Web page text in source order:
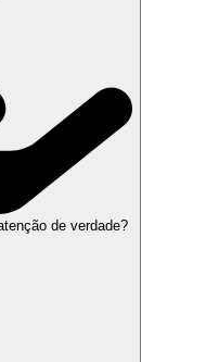
de verdade?